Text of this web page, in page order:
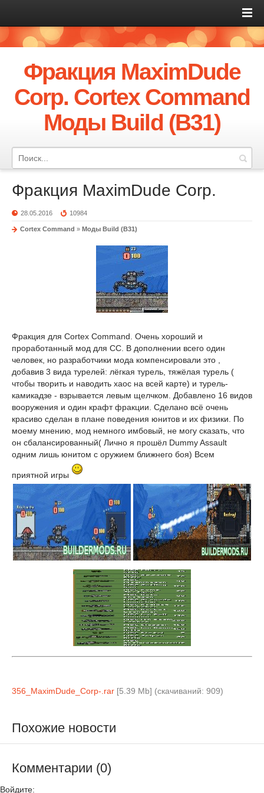
Фракция MaximDude
Corp. Cortex Command
Моды Build (B31)
Фракция MaximDude Corp.
28.05.2016 10984
Cortex Command » Моды Build (B31)
Фракция для Cortex Command. Очень хороший и
проработанный мод для СС. В дополнении всего один
человек, но разработчики мода компенсировали это ,
добавив 3 вида турелей: лёгкая турель, тяжёлая турель (
чтобы творить и наводить хаос на всей карте) и турель-
камикадзе - взрывается левым щелчком. Добавлено 16 видов
вооружения и один крафт фракции. Сделано всё очень
красиво сделан в плане поведения юнитов и их физики. По
моему мнению, мод немного имбовый, не могу сказать, что
он сбалансированный( Лично я прошёл Dummy Assault
одним лишь юнитом с оружием ближнего боя) Всем
приятной игры
356_MaximDude_Corp-.rar [5.39 Mb] (cкачиваний: 909)
Похожие новости
Комментарии (0)
Войдите: